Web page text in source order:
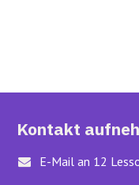
Kontakt
E-Mail an 12